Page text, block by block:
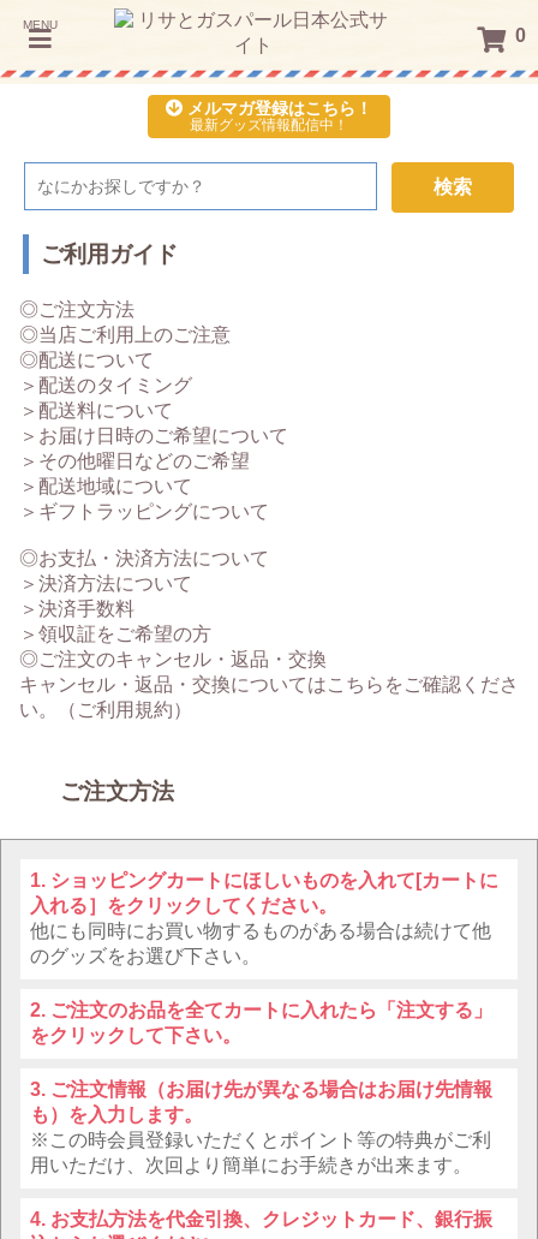
MENU 0
メルマガ登録はこちら！
最新グッズ情報配信中！
検索
ご利用ガイド
◎ご注文方法
◎当店ご利用上のご注意
◎配送について
＞配送のタイミング
＞配送料について
＞お届け日時のご希望について
＞その他曜日などのご希望
＞配送地域について
＞ギフトラッピングについて
◎お支払・決済方法について
＞決済方法について
＞決済手数料
＞領収証をご希望の方
◎ご注文のキャンセル・返品・交換
キャンセル・返品・交換についてはこちらをご確認くださ
い。（ご利用規約）
ご注文方法
ショッピングカートにほしいものを入れて[カートに
入れる］をクリックしてください。
他にも同時にお買い物するものがある場合は続けて他
のグッズをお選び下さい。
ご注文のお品を全てカートに入れたら「注文する」
をクリックして下さい。
ご注文情報（お届け先が異なる場合はお届け先情報
も）を入力します。
※この時会員登録いただくとポイント等の特典がご利
用いただけ、次回より簡単にお手続きが出来ます。
お支払方法を代金引換、クレジットカード、銀行振